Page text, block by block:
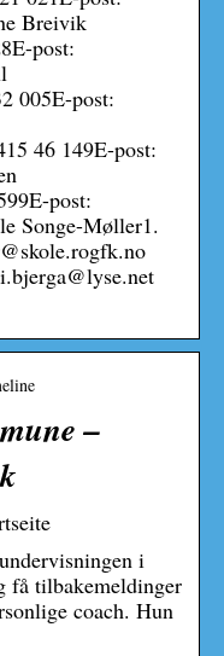
Breivik
post:
005E-post:
46 149E-post:
post:
Songe-Møller1.
–
i
få tilbakemeldinger
coach. Hun